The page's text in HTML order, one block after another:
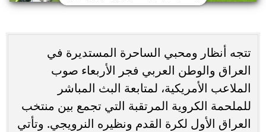
تتجه أنظار ومحبي الساحرة المستديرة في
العراق والوطن العربي فجر الأربعاء صوب
الملاعب الأمريكية، لمتابعة البث المباشر
للملحمة الكروية المرتقبة التي تجمع بين منتخب
العراق الأول لكرة القدم ونظيره النرويجي. وتأتي